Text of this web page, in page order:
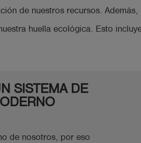
de nuestros recursos. Además,
huella ecológica. Esto
SISTEMA DE
de nosotros, por eso